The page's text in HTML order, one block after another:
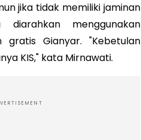
jika tidak memiliki jaminan
diarahkan menggunakan
gratis Gianyar. "Kebetulan
KIS," kata Mirnawati.